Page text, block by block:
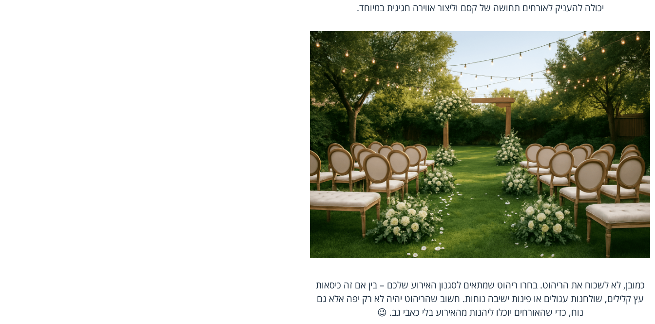
יכולה להעניק לאורחים תחושה של קסם וליצור אווירה חגיגית במיוחד.
כמובן, לא לשכוח את הריהוט. בחרו ריהוט שמתאים לסגנון האירוע שלכם – בין אם זה כיסאות
עץ קלילים, שולחנות עגולים או פינות ישיבה נוחות. חשוב שהריהוט יהיה לא רק יפה אלא גם
נוח, כדי שהאורחים יוכלו ליהנות מהאירוע בלי כאבי גב. 😉